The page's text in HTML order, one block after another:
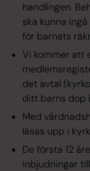
handlingen.
ska kunna
för barnets
Vi kommer att
det avtal
ditt barns dop
Med
läsas upp i
De första 12
inbjudningar